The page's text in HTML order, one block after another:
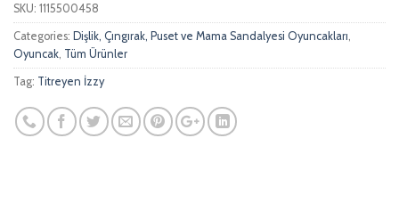
SKU: 1115500458
Categories: Dişlik, Çıngırak, Puset ve Mama Sandalyesi Oyuncakları
Oyuncak Tüm Ürünler
Tag: Titreyen İzzy